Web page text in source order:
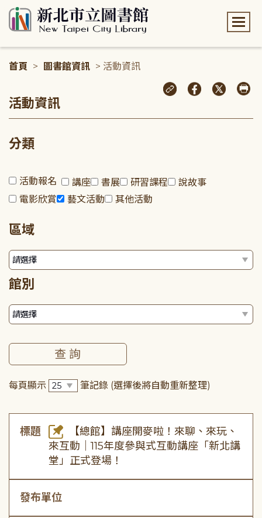
首頁 > 圖書館資訊 > 活動資訊
活動資訊
分類
活動報名 講座 書展 研習課程
說故事
電影欣賞
藝文活動 其他活動
區域
館別
每頁顯示 筆記錄 (選擇後將自動重新整理)
標題
【總館】講座開麥啦！來聊、來玩、
來互動｜115年度參與式互動講座「新北講
堂」正式登場！
發布單位